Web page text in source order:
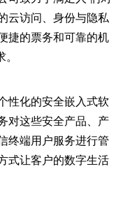
云访问、身份与隐私
捷的票务和可靠的机
性化的安全嵌入式软
对这些安全产品、产
终端用户服务进行管
式让客户的数字生活